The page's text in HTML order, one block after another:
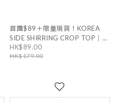
首團$89＋限量現貨！KOREA
SIDE SHIRRING CROP TOP｜3
色
HK$89.00
HK$179.00